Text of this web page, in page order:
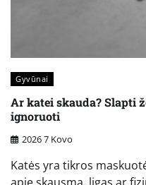
Gyvūnai
Ar katei skauda? Slapti
ignoruoti
2026 7 Kovo
Katės yra tikros